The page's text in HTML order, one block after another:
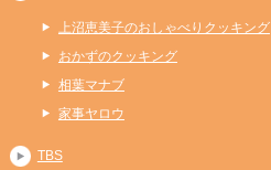
上沼恵美子のおしゃべりクッキング
おかずのクッキング
相葉マナブ
家事ヤロウ
TBS